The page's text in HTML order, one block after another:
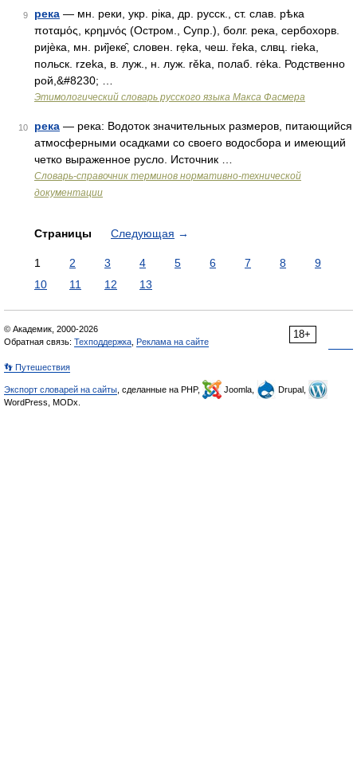
9 река — мн. реки, укр. рiка, др. русск., ст. слав. рѣка
ποταμός, κρημνός (Остром., Супр.), болг. река, сербохорв.
риjѐка, мн. ри̏jеке̑, словен. rẹka, чеш. řеkа, слвц. rieka,
польск. rzeka, в. луж., н. луж. rěka, полаб. rėka. Родственно
рой,&#8230; …
Этимологический словарь русского языка Макса Фасмера
10 река — река: Водоток значительных размеров, питающийся
атмосферными осадками со своего водосбора и имеющий
четко выраженное русло. Источник …
Словарь-справочник терминов нормативно-технической
документации
Страницы Следующая →
1 2 3 4 5 6 7 8
9
10
11 12 13
18+
© Академик, 2000-2026
Обратная связь: Техподдержка Реклама на сайте
👣 Путешествия
Экспорт словарей на сайты , сделанные на PHP, Joomla,
Drupal,
WordPress, MODx.